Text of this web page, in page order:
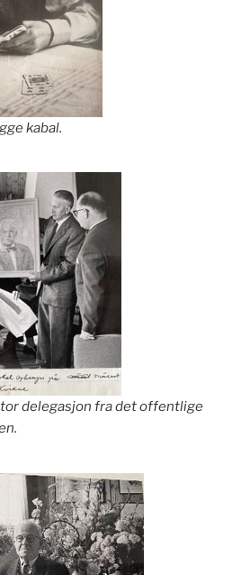
kabal.
delegasjon fra det offentlige